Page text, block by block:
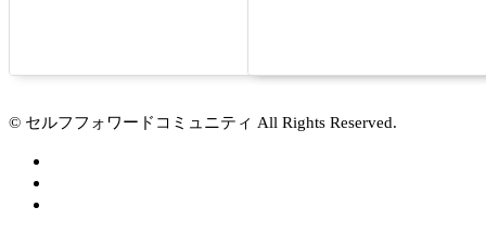
© セルフフォワードコミュニティ All Rights Reserved.